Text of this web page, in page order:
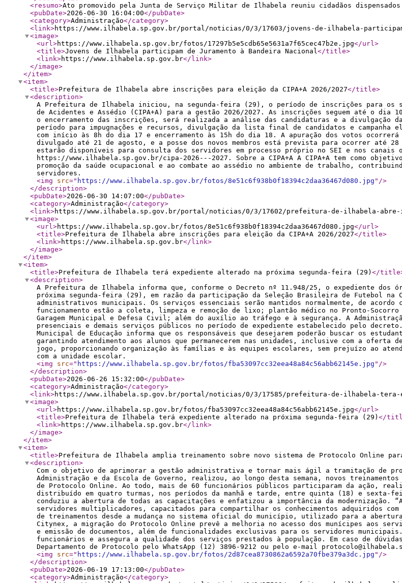
<resumo>Ato promovido pela Junta de Serviço Militar de Ilhabela reuniu cidadãos dispensados
<pubDate>2026-06-30 16:04:00</pubDate>
<category>Administração</category>
<link>https://www.ilhabela.sp.gov.br/portal/noticias/0/3/17603/jovens-de-ilhabela-
<image>
<url>https://www.ilhabela.sp.gov.br/fotos/17297b5e5cdb65e5631a7f65cec47b2e.jpg</url>
<title>Jovens de Ilhabela participam de Juramento à Bandeira Nacional</title>
<link>https://www.ilhabela.sp.gov.br</link>
</image>
</item>
<item>
<title>Prefeitura de Ilhabela abre inscrições para eleição da CIPA+A 2026/2027</title>
<description>
A Prefeitura de Ilhabela iniciou, na segunda-feira (29), o período de inscrições para os
de Acidentes e Assédio (CIPA+A) para a gestão 2026/2027. As inscrições seguem até o
o encerramento das inscrições, será realizada a análise das candidaturas e a divulgação
período para impugnações e recursos, divulgação da lista final de candidatos e
com início às 8h do dia 17 e encerramento às 15h do dia 18. A apuração dos votos
divulgado até 21 de agosto, e a posse dos novos membros está prevista para ocorrer até
estarão disponíveis para consulta dos servidores em processo próprio no SEI e nos
https://www.ilhabela.sp.gov.br/cipa-2026---2027. Sobre a CIPA+A A CIPA+A tem como
promoção da saúde ocupacional e ao combate ao assédio no ambiente de trabalho,
servidores.
<img
src=" https://www.ilhabela.sp.gov.br/fotos/8e51c6f938b0f18394c2daa36467d080.jpg " />
</description>
<pubDate>2026-06-30 14:07:00</pubDate>
<category>Administração</category>
<link>https://www.ilhabela.sp.gov.br/portal/noticias/0/3/17602/prefeitura-de-ilhabela-abre-
<image>
<url>https://www.ilhabela.sp.gov.br/fotos/8e51c6f938b0f18394c2daa36467d080.jpg</url>
<title>Prefeitura de Ilhabela abre inscrições para eleição da CIPA+A 2026/2027</title>
<link>https://www.ilhabela.sp.gov.br</link>
</image>
</item>
<item>
<title>Prefeitura de Ilhabela terá expediente alterado na próxima segunda-feira (29) </title
<description>
A Prefeitura de Ilhabela informa que, conforme o Decreto nº 11.948/25, o expediente dos
próxima segunda-feira (29), em razão da participação da Seleção Brasileira de Futebol na
administrativos municipais. Os serviços essenciais serão mantidos normalmente, de acordo
funcionamento estão a coleta, limpeza e remoção de lixo; plantão médico no Pronto-
Garagem Municipal e Defesa Civil; além do auxílio ao tráfego e à segurança. A
presenciais e demais serviços públicos no período de expediente estabelecido pelo
Municipal de Educação informa que os responsáveis que desejarem poderão buscar os
garantindo atendimento aos alunos que permanecerem nas unidades, inclusive com a
jogo, proporcionando organização às famílias e às equipes escolares, sem prejuízo ao
com a unidade escolar.
<img
src=" https://www.ilhabela.sp.gov.br/fotos/fba53097cc32eea48a84c56abb62145e.jpg " />
</description>
<pubDate>2026-06-26 15:32:00</pubDate>
<category>Administração</category>
<link>https://www.ilhabela.sp.gov.br/portal/noticias/0/3/17585/prefeitura-de-ilhabela-tera-
<image>
<url>https://www.ilhabela.sp.gov.br/fotos/fba53097cc32eea48a84c56abb62145e.jpg</url>
<title>Prefeitura de Ilhabela terá expediente alterado na próxima segunda-feira (29) </
<link>https://www.ilhabela.sp.gov.br</link>
</image>
</item>
<item>
<title>Prefeitura de Ilhabela amplia treinamento sobre novo sistema de Protocolo Online
<description>
Com o objetivo de aprimorar a gestão administrativa e tornar mais ágil a tramitação de
Administração e da Escola de Governo, realizou, ao longo desta semana, novos
de Protocolo Online. Ao todo, mais de 60 funcionários públicos participaram da ação,
distribuído em quatro turmas, nos períodos da manhã e tarde, entre quinta (18) e sexta-
conduziu a abertura de todas as capacitações e enfatizou a importância da modernização.
servidores multiplicadores, capacitados para compartilhar os conhecimentos adquiridos
de treinamentos desde a mudança no sistema oficial do município, utilizado para a
Citynex, a migração do Protocolo Online prevê a melhoria no acesso dos munícipes aos
e emissão de documentos, além de funcionalidades exclusivas para os servidores
funcionários e assegura a qualidade dos serviços prestados à população. Em caso de
Departamento de Protocolo pelo WhatsApp (12) 3896-9212 ou pelo e-mail
<img
src=" https://www.ilhabela.sp.gov.br/fotos/2d87cea8730862a6592a70fbe379a3dc.jpg " />
</description>
<pubDate>2026-06-19 17:13:00</pubDate>
<category>Administração</category>